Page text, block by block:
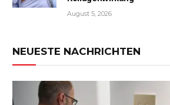
August 5, 2026
NEUESTE NACHRICHTEN